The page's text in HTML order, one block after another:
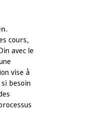
cours,
avec le
vise à
besoin